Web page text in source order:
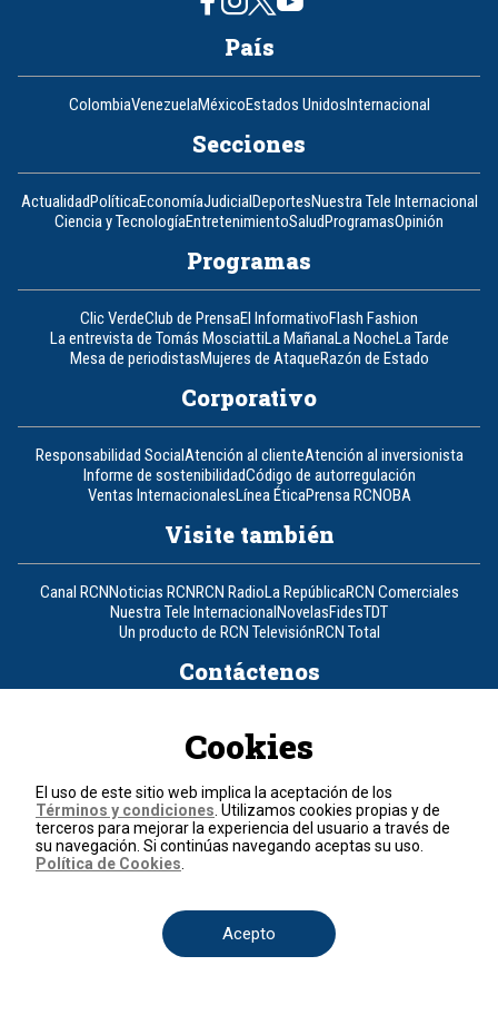
País
ColombiaVenezuelaMéxicoEstados UnidosInternacional
Secciones
ActualidadPolíticaEconomíaJudicialDeportesNuestra Tele Internacional
Ciencia y TecnologíaEntretenimientoSaludProgramasOpinión
Programas
Clic VerdeClub de PrensaEl InformativoFlash Fashion
La entrevista de Tomás MosciattiLa MañanaLa NocheLa Tarde
Mesa de periodistasMujeres de AtaqueRazón de Estado
Corporativo
Responsabilidad SocialAtención al clienteAtención al inversionista
Informe de sostenibilidadCódigo de autorregulación
Ventas InternacionalesLínea ÉticaPrensa RCNOBA
Visite también
Canal RCNNoticias RCNRCN RadioLa RepúblicaRCN Comerciales
Nuestra Tele InternacionalNovelasFidesTDT
Un producto de RCN TelevisiónRCN Total
Contáctenos
+57 (601) 426 92 92
Política de datos personales
Política de cookies
Términos y condiciones
Cookies
El uso de este sitio web implica la aceptación de los
Términos y condiciones . Utilizamos cookies propias y de
terceros para mejorar la experiencia del usuario a través de
su navegación. Si continúas navegando aceptas su uso.
Política de Cookies
Acepto